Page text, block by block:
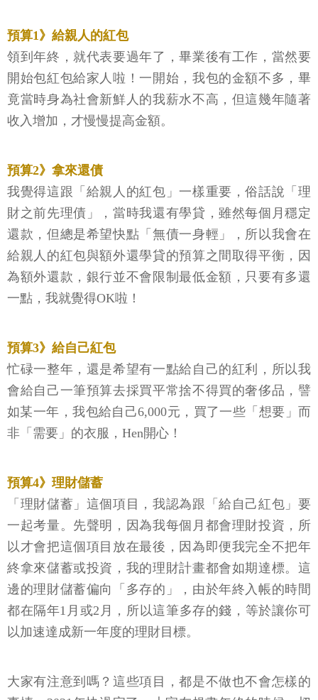
預算1》給親人的紅包
領到年終，就代表要過年了，畢業後有工作，當然要
開始包紅包給家人啦！一開始，我包的金額不多，畢
竟當時身為社會新鮮人的我薪水不高，但這幾年隨著
收入增加，才慢慢提高金額。
預算2》拿來還債
我覺得這跟「給親人的紅包」一樣重要，俗話說「理
財之前先理債」，當時我還有學貸，雖然每個月穩定
還款，但總是希望快點「無債一身輕」，所以我會在
給親人的紅包與額外還學貸的預算之間取得平衡，因
為額外還款，銀行並不會限制最低金額，只要有多還
一點，我就覺得OK啦！
預算3》給自己紅包
忙碌一整年，還是希望有一點給自己的紅利，所以我
會給自己一筆預算去採買平常捨不得買的奢侈品，譬
如某一年，我包給自己6,000元，買了一些「想要」而
非「需要」的衣服，Hen開心！
預算4》理財儲蓄
「理財儲蓄」這個項目，我認為跟「給自己紅包」要
一起考量。先聲明，因為我每個月都會理財投資，所
以才會把這個項目放在最後，因為即便我完全不把年
終拿來儲蓄或投資，我的理財計畫都會如期達標。這
邊的理財儲蓄偏向「多存的」，由於年終入帳的時間
都在隔年1月或2月，所以這筆多存的錢，等於讓你可
以加速達成新一年度的理財目標。
大家有注意到嗎？這些項目，都是不做也不會怎樣的